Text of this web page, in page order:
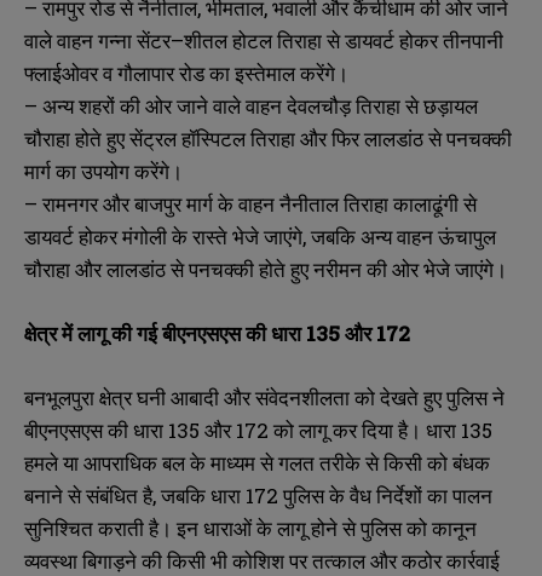
N
m
e
*
m
a
l
*
N
m
b
N
m
e
*
m
a
l
*
N
m
b
– रामपुर रोड से नैनीताल, भीमताल, भवाली और कैंचीधाम की ओर जाने
वाले वाहन गन्ना सेंटर–शीतल होटल तिराहा से डायवर्ट होकर तीनपानी
फ्लाईओवर व गौलापार रोड का इस्तेमाल करेंगे।
– अन्य शहरों की ओर जाने वाले वाहन देवलचौड़ तिराहा से छड़ायल
चौराहा होते हुए सेंट्रल हॉस्पिटल तिराहा और फिर लालडांठ से पनचक्की
मार्ग का उपयोग करेंगे।
– रामनगर और बाजपुर मार्ग के वाहन नैनीताल तिराहा कालाढूंगी से
डायवर्ट होकर मंगोली के रास्ते भेजे जाएंगे, जबकि अन्य वाहन ऊंचापुल
चौराहा और लालडांठ से पनचक्की होते हुए नरीमन की ओर भेजे जाएंगे।
क्षेत्र में लागू की गई बीएनएसएस की धारा 135 और 172
बनभूलपुरा क्षेत्र घनी आबादी और संवेदनशीलता को देखते हुए पुलिस ने
बीएनएसएस की धारा 135 और 172 को लागू कर दिया है। धारा 135
हमले या आपराधिक बल के माध्यम से गलत तरीके से किसी को बंधक
बनाने से संबंधित है, जबकि धारा 172 पुलिस के वैध निर्देशों का पालन
सुनिश्चित कराती है। इन धाराओं के लागू होने से पुलिस को कानून
व्यवस्था बिगाड़ने की किसी भी कोशिश पर तत्काल और कठोर कार्रवाई